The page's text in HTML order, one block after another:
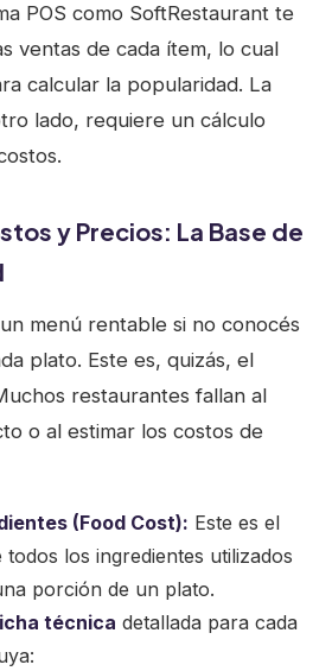
POS como SoftRestaurant te
ventas de cada ítem, lo cual
calcular la popularidad. La
lado, requiere un cálculo
y Precios: La Base de
menú rentable si no conocés
plato. Este es, quizás, el
restaurantes fallan al
o al estimar los costos de
(Food Cost): Este es el
los ingredientes utilizados
porción de un plato.
técnica detallada para cada